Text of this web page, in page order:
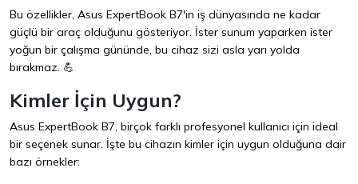
Bu özellikler, Asus ExpertBook B7'in iş dünyasında ne kadar
güçlü bir araç olduğunu gösteriyor. İster sunum yaparken ister
yoğun bir çalışma gününde, bu cihaz sizi asla yarı yolda
bırakmaz. 💪
Kimler İçin Uygun?
Asus ExpertBook B7, birçok farklı profesyonel kullanıcı için ideal
bir seçenek sunar. İşte bu cihazın kimler için uygun olduğuna dair
bazı örnekler: